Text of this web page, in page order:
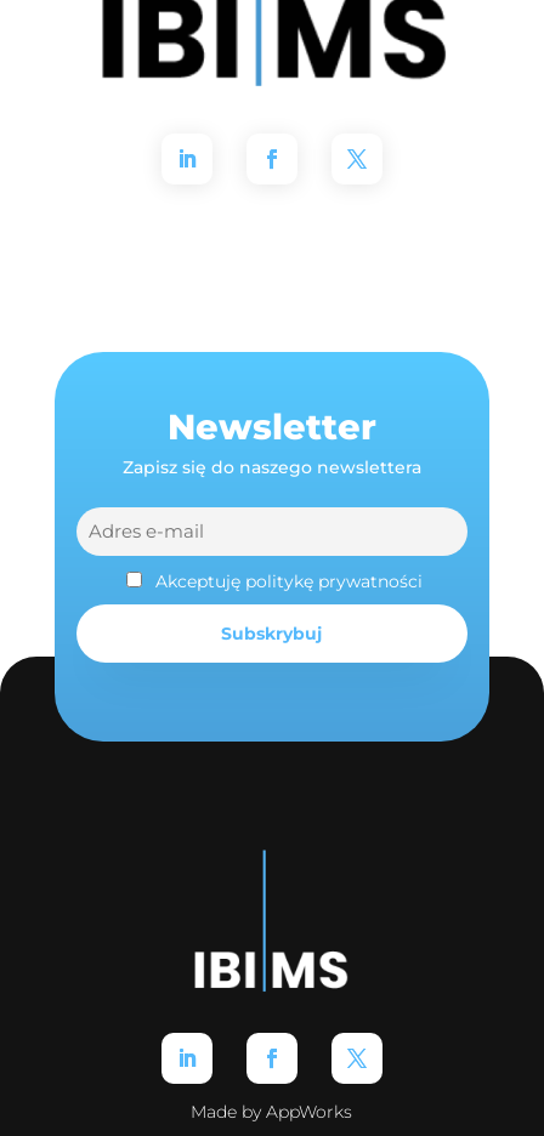
Newsletter
Zapisz się do naszego newslettera
Akceptuję politykę prywatności
Made by AppWorks